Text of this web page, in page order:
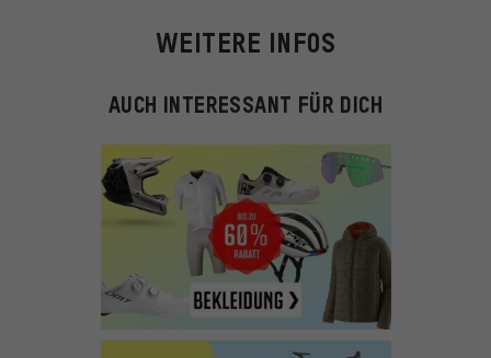
WEITERE INFOS
AUCH INTERESSANT FÜR DICH